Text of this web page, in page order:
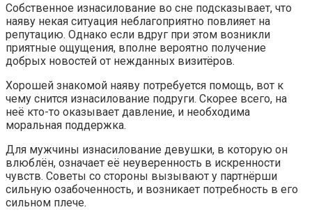
Собственное изнасилование во сне подсказывает, что
наяву некая ситуация неблагоприятно повлияет на
репутацию. Однако если вдруг при этом возникли
приятные ощущения, вполне вероятно получение
добрых новостей от нежданных визитёров.
Хорошей знакомой наяву потребуется помощь, вот к
чему снится изнасилование подруги. Скорее всего, на
неё кто-то оказывает давление, и необходима
моральная поддержка.
Для мужчины изнасилование девушки, в которую он
влюблён, означает её неуверенность в искренности
чувств. Советы со стороны вызывают у партнёрши
сильную озабоченность, и возникает потребность в его
сильном плече.